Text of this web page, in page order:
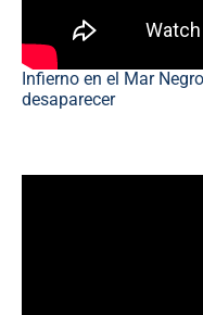
Infierno en el Mar
desaparecer